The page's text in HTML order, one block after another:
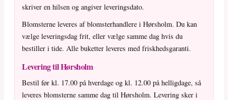
skriver en hilsen og angiver leveringsdato.
Blomsterne leveres af blomsterhandlere i Hørsholm. Du kan
vælge leveringsdag frit, eller vælge samme dag hvis du
bestiller i tide. Alle buketter leveres med friskhedsgaranti.
Levering til Hørsholm
Bestil før kl. 17.00 på hverdage og kl. 12.00 på helligdage, så
leveres blomsterne samme dag til Hørsholm. Levering sker i